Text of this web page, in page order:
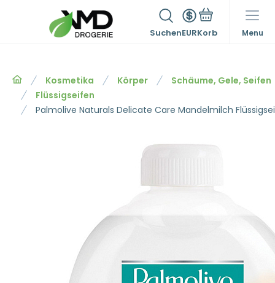
SuchenEUR Menu
Kosmetika Körper
Schäume, Gele, Seifen
Flüssigseifen
Palmolive Naturals Delicate Care Mandelmilch